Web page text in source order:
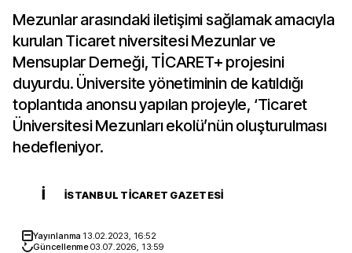
Mezunlar arasındaki iletişimi sağlamak amacıyla
kurulan Ticaret niversitesi Mezunlar ve
Mensuplar Derneği, TİCARET+ projesini
duyurdu. Üniversite yönetiminin de katıldığı
toplantıda anonsu yapılan projeyle, ‘Ticaret
Üniversitesi Mezunları ekolü’nün oluşturulması
hedefleniyor.
İ İSTANBUL TICARET GAZETESI
Yayınlanma 13.02.2023, 16:52
Güncellenme03.07.2026, 13:59